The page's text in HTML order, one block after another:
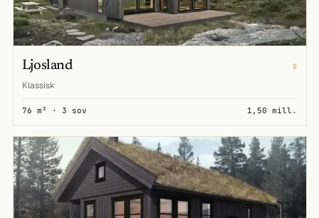
Ljosland B
Klassisk
76 m² · 3 sov 1,50 mill.